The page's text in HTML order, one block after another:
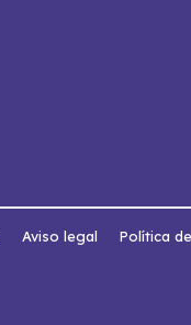
Aviso legal Política